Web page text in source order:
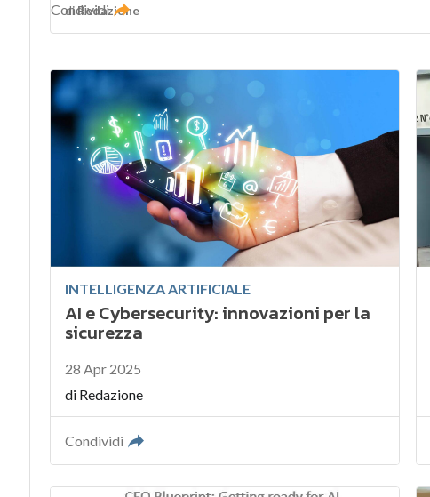
diRedazione
Condividi
INTELLIGENZA ARTIFICIALE
AI e Cybersecurity: innovazioni per la
sicurezza
28 Apr 2025
di Redazione
Condividi